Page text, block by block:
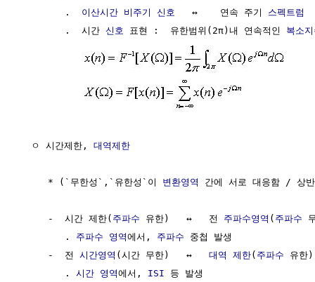
        .
이산시간 비주기 신호
   ↔    연속 주기
스펙트럼
        .  시간
신호 표현 :  유한범위(2π)내 연속적인 복소
  ㅇ 시간제한,
대역제한
     * (`무한성`,`유한성`이
변환영역 간에 서로 대응함 / 상
     -  시간 제한(
주파수 유한)   ↔   전 주파수영역 ( 주파수
        .
주파수 영역에서, 주파수 중첩 발생
     -  전
시간영역 (시간 무한)   ↔ 대역 제한( 주파수 유한)
        .
시간 영역에서, ISI 등 발생